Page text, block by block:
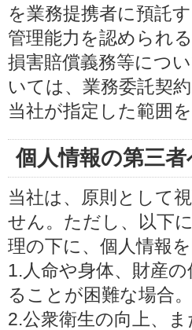
を業務提携者に預託
管理能力を認められ
損害賠償義務等につ
いては、業務委託契
当社が指定した範囲
個人情報の第三
当社は、原則として
せん。ただし、以下
理の下に、個人情報
1.人命や身体、財産
ることが困難な場合。
2.公衆衛生の向上、